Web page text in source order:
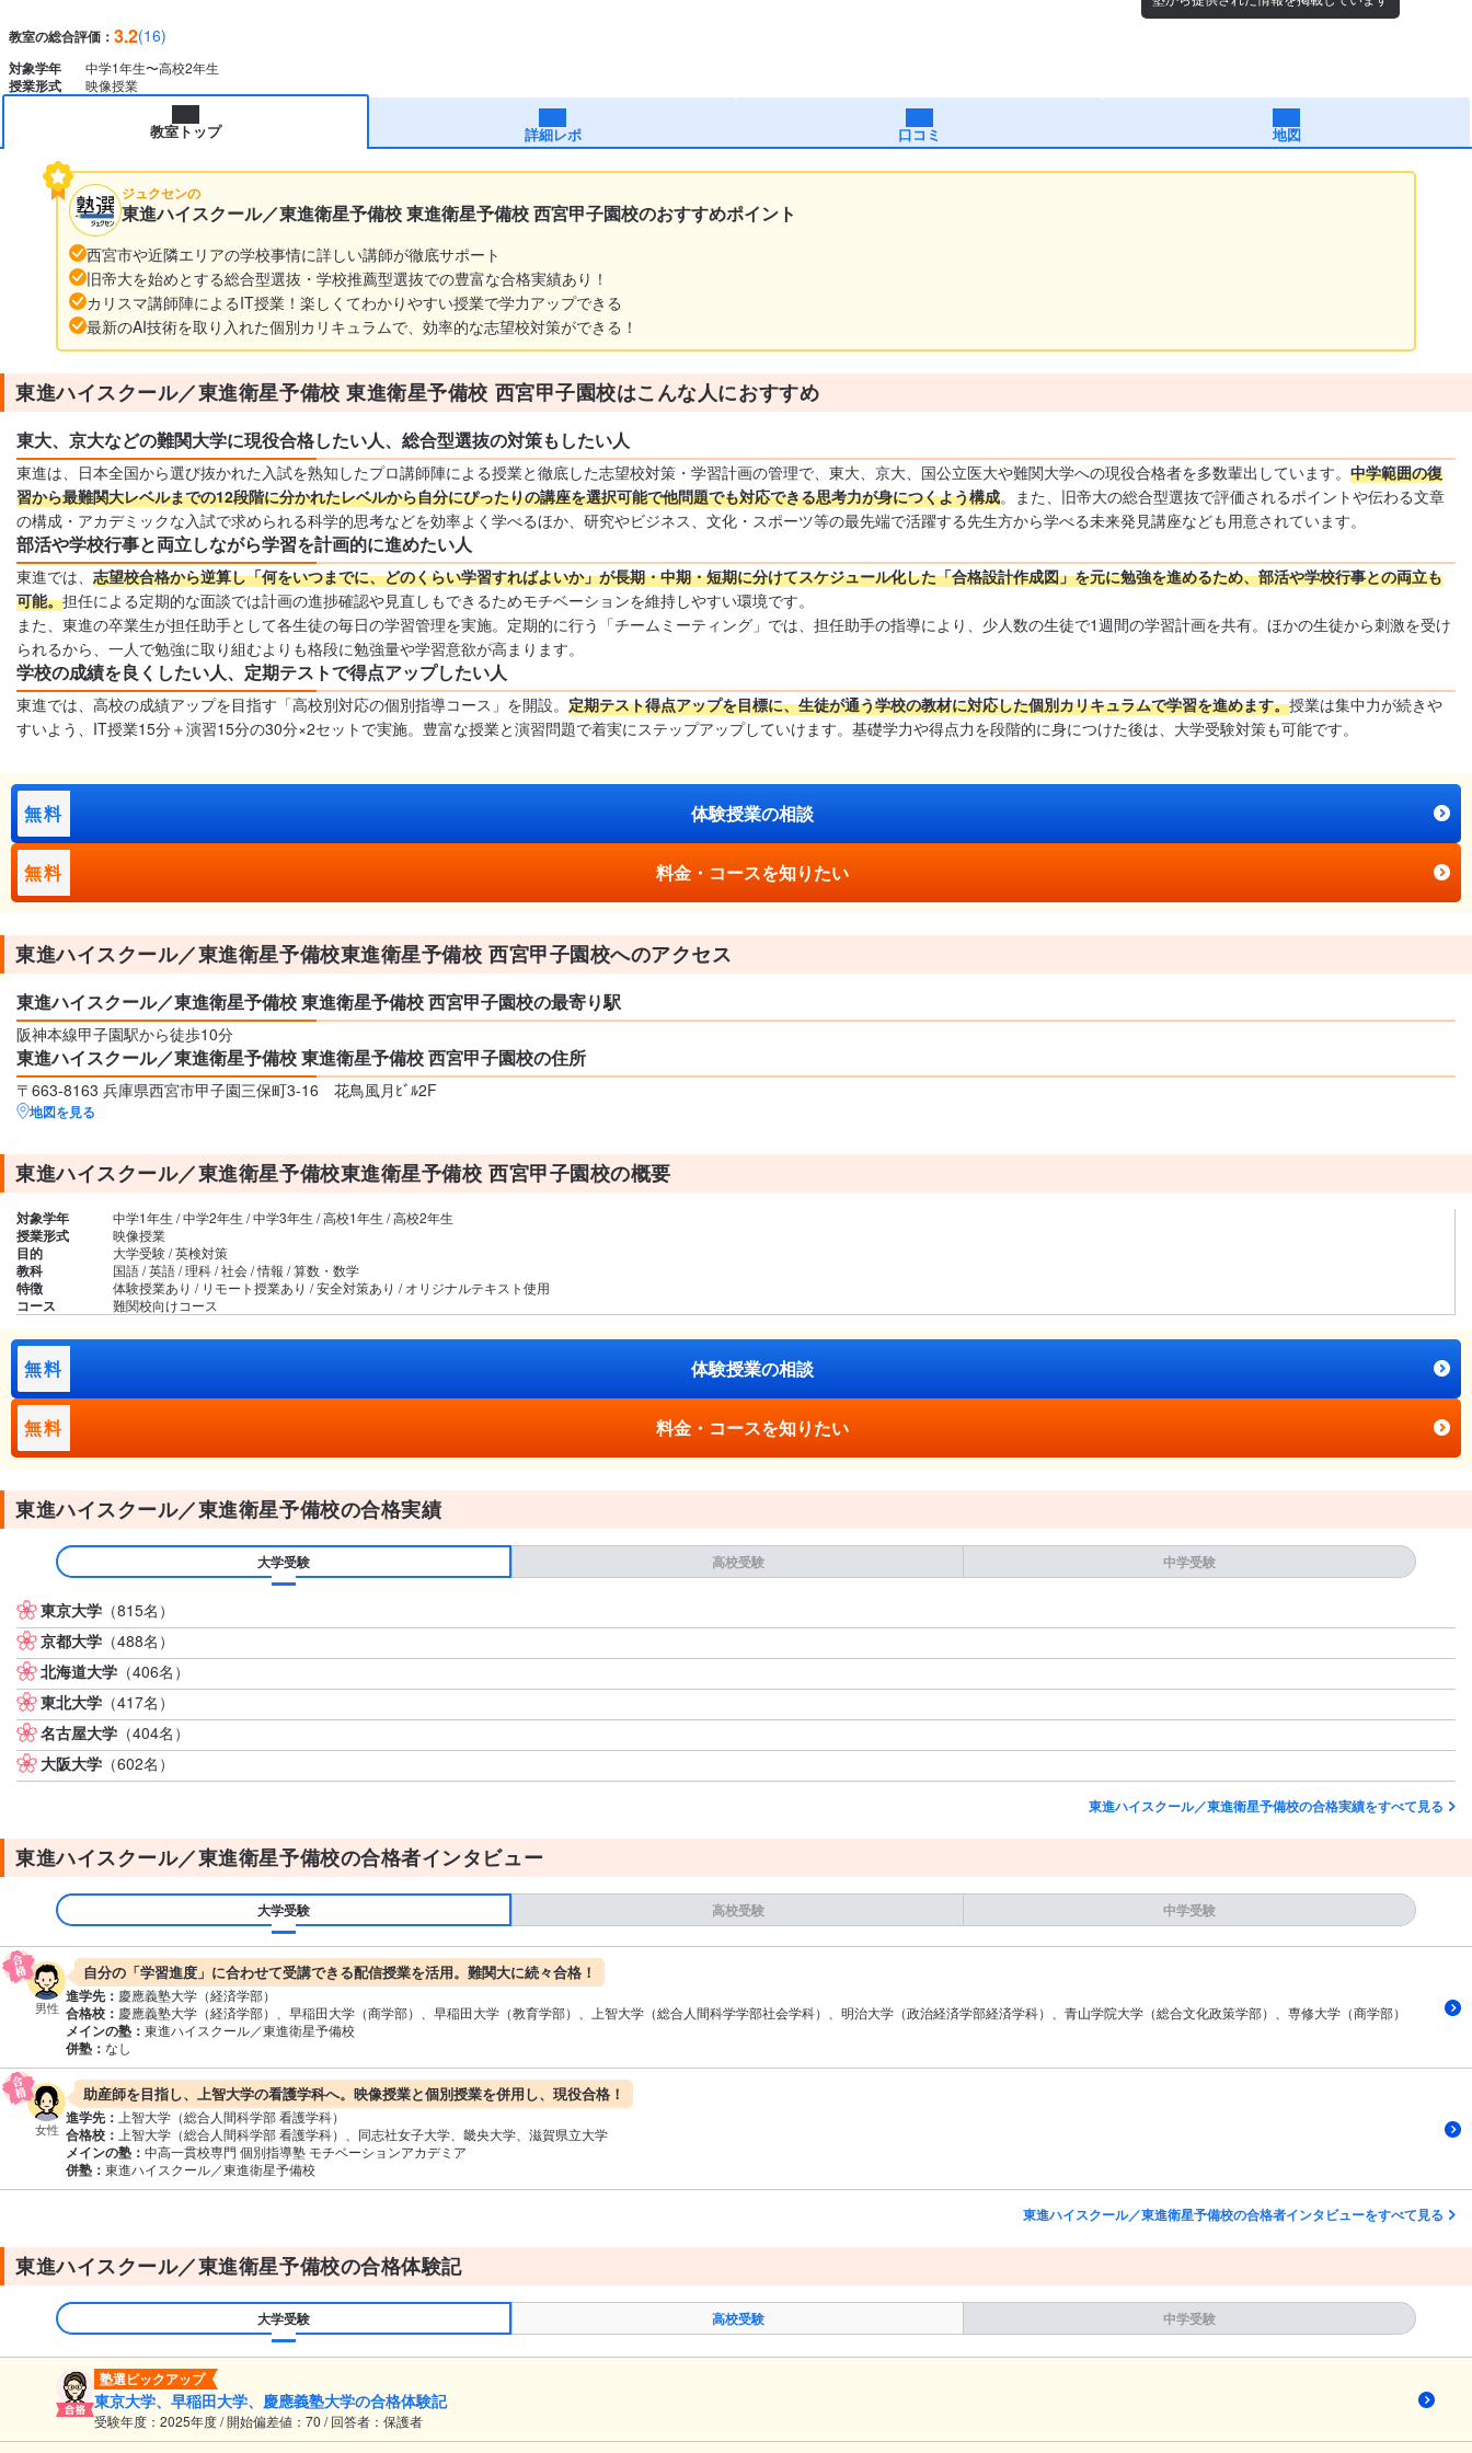
教室の総合評価： 3.2(16)
対象学年 中学1年生〜高校2年生
授業形式 映像授業
教室トップ 詳細レポ 口コミ 地図
ジュクセンの
東進ハイスクール／東進衛星予備校 東進衛星予備校 西宮甲子園校のおすすめポイント
西宮市や近隣エリアの学校事情に詳しい講師が徹底サポート
旧帝大を始めとする総合型選抜・学校推薦型選抜での豊富な合格実績あり！
カリスマ講師陣によるIT授業！楽しくてわかりやすい授業で学力アップできる
最新のAI技術を取り入れた個別カリキュラムで、効率的な志望校対策ができる！
東進ハイスクール／東進衛星予備校 東進衛星予備校 西宮甲子園校はこんな人におすすめ
東大、京大などの難関大学に現役合格したい人、総合型選抜の対策もしたい人
東進は、日本全国から選び抜かれた入試を熟知したプロ講師陣による授業と徹底した志望校対策・学習計画の管理で、東大、京大、国公立医大や難関大学への現役合格者を多数輩出しています。 中学範囲の復
習から最難関大レベルまでの12段階に分かれたレベルから自分にぴったりの講座を選択可能で他問題でも対応できる思考力が身につくよう構成。また、旧帝大の総合型選抜で評価されるポイントや伝わる文章
の構成・アカデミックな入試で求められる科学的思考などを効率よく学べるほか、研究やビジネス、文化・スポーツ等の最先端で活躍する先生方から学べる未来発見講座なども用意されています。
部活や学校行事と両立しながら学習を計画的に進めたい人
東進では、 志望校合格から逆算し「何をいつまでに、どのくらい学習すればよいか」が長期・中期・短期に分けてスケジュール化した「合格設計作成図」を元に勉強を進めるため、部活や学校行事との両立も
可能。担任による定期的な面談では計画の進捗確認や見直しもできるためモチベーションを維持しやすい環境です。
また、東進の卒業生が担任助手として各生徒の毎日の学習管理を実施。定期的に行う「チームミーティング」では、担任助手の指導により、少人数の生徒で1週間の学習計画を共有。ほかの生徒から刺激を受け
られるから、一人で勉強に取り組むよりも格段に勉強量や学習意欲が高まります。
学校の成績を良くしたい人、定期テストで得点アップしたい人
東進では、高校の成績アップを目指す「高校別対応の個別指導コース」を開設。 定期テスト得点アップを目標に、生徒が通う学校の教材に対応した個別カリキュラムで学習を進めます。授業は集中力が続きや
すいよう、IT授業15分＋演習15分の30分×2セットで実施。豊富な授業と演習問題で着実にステップアップしていけます。基礎学力や得点力を段階的に身につけた後は、大学受験対策も可能です。
無料 体験授業の相談
無料 料金・コースを知りたい
東進ハイスクール／東進衛星予備校東進衛星予備校 西宮甲子園校へのアクセス
東進ハイスクール／東進衛星予備校 東進衛星予備校 西宮甲子園校の最寄り駅
阪神本線甲子園駅から徒歩10分
東進ハイスクール／東進衛星予備校 東進衛星予備校 西宮甲子園校の住所
〒663-8163 兵庫県西宮市甲子園三保町3-16 花鳥風月ﾋﾞﾙ2F
地図を見る
東進ハイスクール／東進衛星予備校東進衛星予備校 西宮甲子園校の概要
対象学年 中学1年生 / 中学2年生 / 中学3年生 / 高校1年生 / 高校2年生
授業形式 映像授業
目的 大学受験 / 英検対策
教科 国語 / 英語 / 理科 / 社会 / 情報 / 算数・数学
特徴 体験授業あり / リモート授業あり / 安全対策あり / オリジナルテキスト使用
コース 難関校向けコース
無料 体験授業の相談
無料 料金・コースを知りたい
東進ハイスクール／東進衛星予備校の合格実績
大学受験 高校受験 中学受験
東京大学 （815名）
京都大学 （488名）
北海道大学 （406名）
東北大学 （417名）
名古屋大学 （404名）
大阪大学 （602名）
東進ハイスクール／東進衛星予備校の合格実績をすべて見る
東進ハイスクール／東進衛星予備校の合格者インタビュー
大学受験 高校受験 中学受験
男性
自分の「学習進度」に合わせて受講できる配信授業を活用。難関大に続々合格！
進学先： 慶應義塾大学（経済学部）
合格校： 慶應義塾大学（経済学部）、早稲田大学（商学部）、早稲田大学（教育学部）、上智大学（総合人間科学学部社会学科）、明治大学（政治経済学部経済学科）、青山学院大学（総合文化政策学部）、専修大学（商学部）
メインの塾： 東進ハイスクール／東進衛星予備校
併塾： なし
女性
助産師を目指し、上智大学の看護学科へ。映像授業と個別授業を併用し、現役合格！
進学先： 上智大学（総合人間科学部 看護学科）
合格校： 上智大学（総合人間科学部 看護学科）、同志社女子大学、畿央大学、滋賀県立大学
メインの塾： 中高一貫校専門 個別指導塾 モチベーションアカデミア
併塾： 東進ハイスクール／東進衛星予備校
東進ハイスクール／東進衛星予備校の合格者インタビューをすべて見る
東進ハイスクール／東進衛星予備校の合格体験記
大学受験 高校受験 中学受験
塾選ピックアップ
東京大学、早稲田大学、慶應義塾大学の合格体験記
受験年度：2025年度 / 開始偏差値：70 / 回答者：保護者